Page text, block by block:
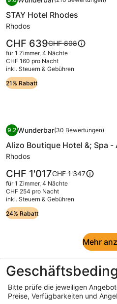
für
STAY
Hotel
Rhodes
9.0 von 10, Wunderbar, (216
STAY Hotel Rhodes
Rhodos
21% Rabatt
Der
Preis
beträgt
CHF 639.
CHF 639Der
alte
Preis
war
CHF 808
für 1 Zimmer, 4 Nächte
CHF 160 pro Nacht
inkl. Steuern & Gebühren
Bildergalerie
für
Alizo
Boutique
Hotel
&;
Spa
-
Adults
9.29.2 von 10, Wunderbar, (30
Wunderbar(30 Bewertungen)
Alizo Boutique Hotel &; Spa -
Rhodos
24% Rabatt
Der
Preis
beträgt
CHF 1'017.
CHF 1'017Der
alte
Preis
war
Informationen
Standardpreis.
CHF 1'347
für 1 Zimmer, 4 Nächte
CHF 254 pro Nacht
inkl. Steuern & Gebühren
Alizo Boutique Hotel &; Spa -
Mehr
Mehr
anzeigen
Bitte prüfe die jeweiligen
Preise, Verfügbarkeiten und